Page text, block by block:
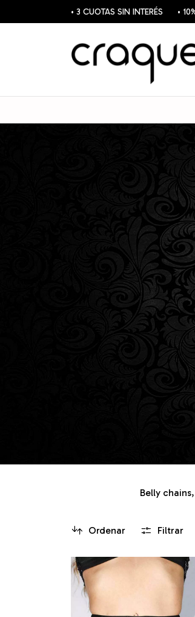
• 3 CUOTAS SIN INTERÉS •
Belly
Ordenar Filtrar